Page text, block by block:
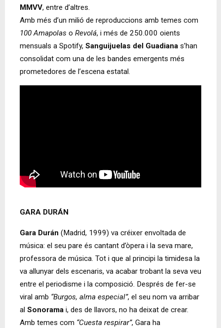
MMVV, entre d’altres.
Amb més d’un milió de reproduccions amb temes com
100 Amapolas o Revolá, i més de 250.000 oients
mensuals a Spotify, Sanguijuelas del Guadianas’han
consolidat com una de les bandes emergents més
prometedores de l’escena estatal.
GARA DURÁN
Gara Durán (Madrid, 1999) va créixer envoltada de
música: el seu pare és cantant d’òpera i la seva mare,
professora de música. Tot i que al principi la timidesa la
va allunyar dels escenaris, va acabar trobant la seva veu
entre el periodisme i la composició. Després de fer-se
viral amb “Burgos, alma especial”, el seu nom va arribar
al Sonoramai, des de llavors, no ha deixat de crear.
Amb temes com “Cuesta respirar”, Gara ha